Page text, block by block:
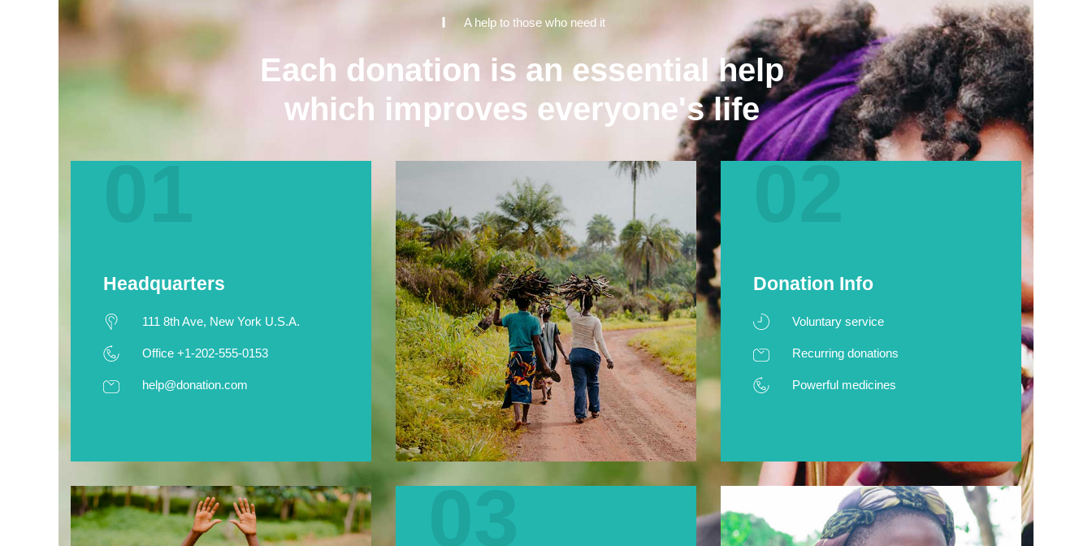
A help to those who need it
Each donation is an essential help
which improves everyone's life
Headquarters
111 8th Ave, New York U.S.A.
Office +1-202-555-0153
help@donation.com
Donation Info
Voluntary service
Recurring donations
Powerful medicines